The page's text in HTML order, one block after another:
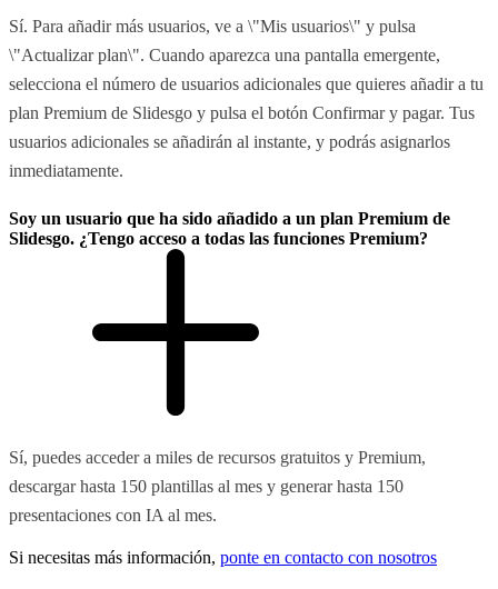
Sí. Para añadir más usuarios, ve a \"Mis usuarios\" y pulsa
\"Actualizar plan\". Cuando aparezca una pantalla emergente,
selecciona el número de usuarios adicionales que quieres añadir a tu
plan Premium de Slidesgo y pulsa el botón Confirmar y pagar. Tus
usuarios adicionales se añadirán al instante, y podrás asignarlos
inmediatamente.
Soy un usuario que ha sido añadido a un plan Premium de
Slidesgo. ¿Tengo acceso a todas las funciones Premium?
Sí, puedes acceder a miles de recursos gratuitos y Premium,
descargar hasta 150 plantillas al mes y generar hasta 150
presentaciones con IA al mes.
Si necesitas más información, ponte en contacto con nosotros